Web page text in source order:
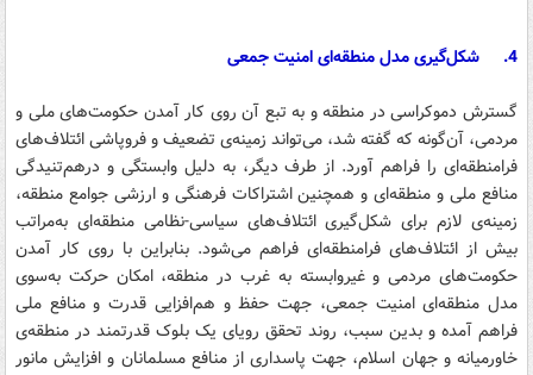
4. شکل‌گیری مدل منطقه‌ای امنیت جمعی
گسترش دموکراسی در منطقه و به تبع آن روی کار آمدن حکومت‌های ملی و
مردمی، آن‌گونه که گفته شد، می‌تواند زمینه‌ی تضعیف و فروپاشی ائتلاف‌های
فرامنطقه‌ای را فراهم آورد. از طرف دیگر، به دلیل وابستگی و درهم‌تنیدگی
منافع ملی و منطقه‌ای و همچنین اشتراکات فرهنگی و ارزشی جوامع منطقه،
زمینه‌ی لازم برای شکل‌گیری ائتلاف‌های سیاسی-نظامی منطقه‌ای به‌مراتب
بیش از ائتلاف‌های فرامنطقه‌ای فراهم می‌شود. بنابراین با روی کار آمدن
حکومت‌های مردمی و غیروابسته به غرب در منطقه، امکان حرکت به‌سوی
مدل منطقه‌ای امنیت جمعی، جهت حفظ و هم‌افزایی قدرت و منافع ملی
فراهم آمده و بدین سبب، روند تحقق رویای یک بلوک قدرتمند در منطقه‌ی
خاورمیانه و جهان اسلام، جهت پاسداری از منافع مسلمانان و افزایش مانور